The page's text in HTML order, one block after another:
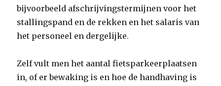
bijvoorbeeld afschrijvingstermijnen voor het
stallingspand en de rekken en het salaris van
het personeel en dergelijke.
Zelf vult men het aantal fietsparkeerplaatsen
in, of er bewaking is en hoe de handhaving is